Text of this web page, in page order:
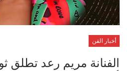
أخبار الفن
الفنانة مريم رعد تطلق